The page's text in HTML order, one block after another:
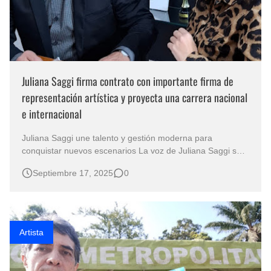
Juliana Saggi firma contrato con importante firma de
representación artística y proyecta una carrera nacional
e internacional
Juliana Saggi une talento y gestión moderna para
conquistar nuevos escenarios La voz de Juliana Saggi se
septiembre de 2025 – La cantante Juliana Saggi acaba de
Septiembre 17, 2025 0
Artista